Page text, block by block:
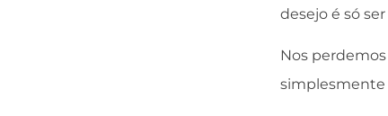
desejo é só
Nos
simplesmente